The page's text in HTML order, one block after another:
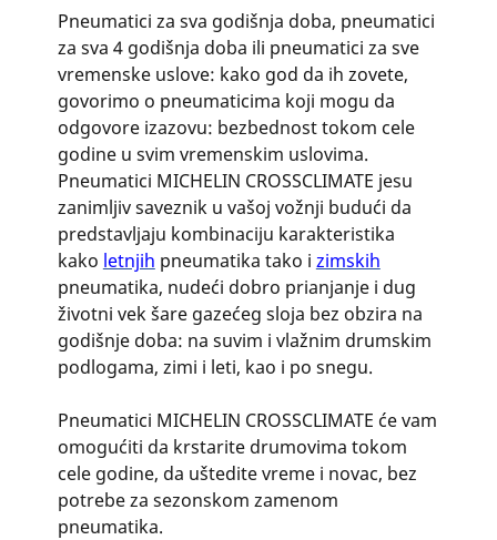
Pneumatici za sva godišnja doba, pneumatici
za sva 4 godišnja doba ili pneumatici za sve
vremenske uslove: kako god da ih zovete,
govorimo o pneumaticima koji mogu da
odgovore izazovu: bezbednost tokom cele
godine u svim vremenskim uslovima.
Pneumatici MICHELIN CROSSCLIMATE jesu
zanimljiv saveznik u vašoj vožnji budući da
predstavljaju kombinaciju karakteristika
kako letnjih pneumatika tako i zimskih
pneumatika, nudeći dobro prianjanje i dug
životni vek šare gazećeg sloja bez obzira na
godišnje doba: na suvim i vlažnim drumskim
podlogama, zimi i leti, kao i po snegu.
Pneumatici MICHELIN CROSSCLIMATE će vam
omogućiti da krstarite drumovima tokom
cele godine, da uštedite vreme i novac, bez
potrebe za sezonskom zamenom
pneumatika.